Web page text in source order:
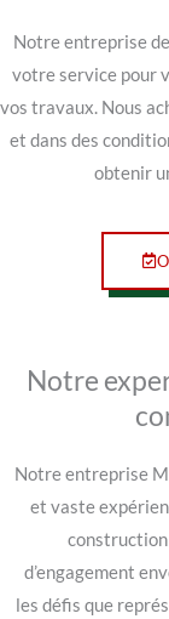
Notre entreprise
votre service pour
vos travaux. Nous
et dans des
obtenir
Notre
Notre entreprise
et vaste
construction
d’engagement
les défis que